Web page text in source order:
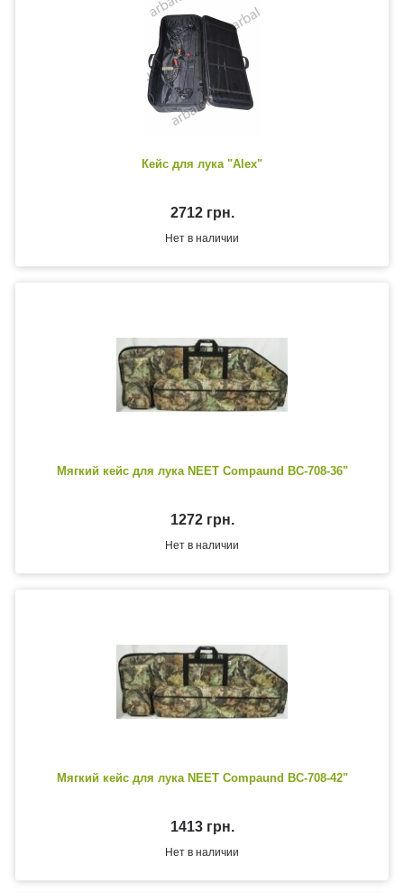
Кейс для лука "Alex"
2712 грн.
Нет в наличии
Мягкий кейс для лука NEET Compaund BC-708-36"
1272 грн.
Нет в наличии
Мягкий кейс для лука NEET Compaund BC-708-42"
1413 грн.
Нет в наличии